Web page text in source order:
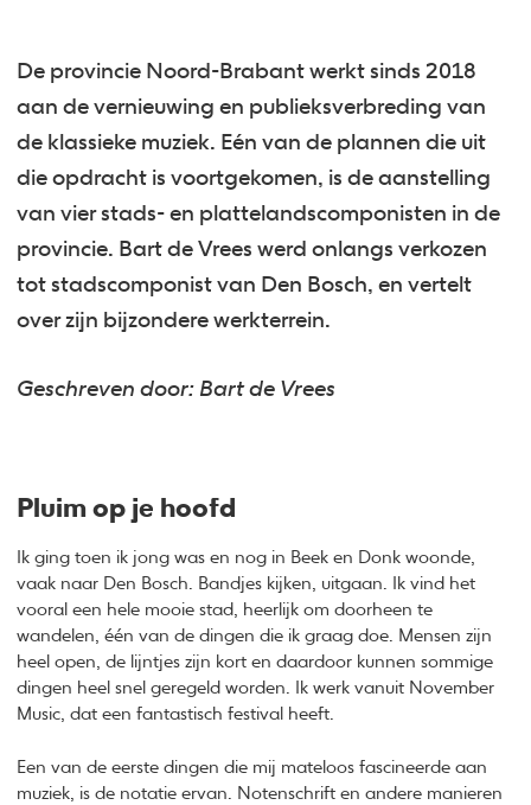
De provincie Noord-Brabant werkt sinds 2018
aan de vernieuwing en publieksverbreding van
de klassieke muziek. Eén van de plannen die uit
die opdracht is voortgekomen, is de aanstelling
van vier stads- en plattelandscomponisten in de
provincie. Bart de Vrees werd onlangs verkozen
tot stadscomponist van Den Bosch, en vertelt
over zijn bijzondere werkterrein.
Geschreven door: Bart de Vrees
Pluim op je hoofd
Ik ging toen ik jong was en nog in Beek en Donk woonde,
vaak naar Den Bosch. Bandjes kijken, uitgaan. Ik vind het
vooral een hele mooie stad, heerlijk om doorheen te
wandelen, één van de dingen die ik graag doe. Mensen zijn
heel open, de lijntjes zijn kort en daardoor kunnen sommige
dingen heel snel geregeld worden. Ik werk vanuit November
Music, dat een fantastisch festival heeft.
Een van de eerste dingen die mij mateloos fascineerde aan
muziek, is de notatie ervan. Notenschrift en andere manieren